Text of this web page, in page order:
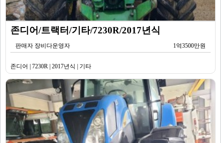
존디어/트랙터/기타/7230R/2017년식
판매자 장비다운영자 1억3500만원
존디어 | 7230R | 2017년식 | 기타